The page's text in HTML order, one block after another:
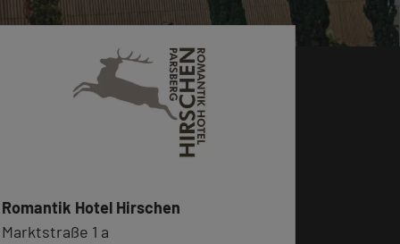
Romantik Hotel Hirschen
Marktstraße 1 a